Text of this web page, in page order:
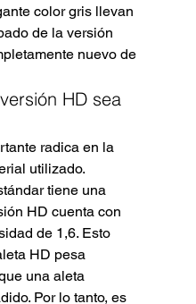
color gris llevan
de la versión
nuevo de
HD sea
radica en la
utilizado.
tiene una
HD cuenta con
de 1,6. Esto
HD pesa
una aleta
Por lo tanto, es